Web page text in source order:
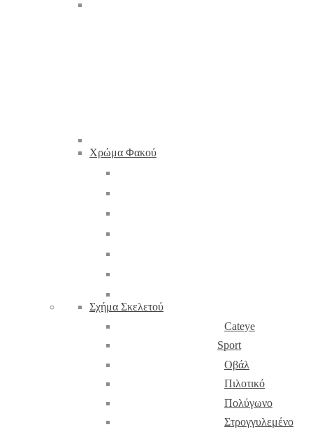
Χρώμα Φακού
Σχήμα Σκελετού
Cateye
Sport
Οβάλ
Πιλοτικό
Πολύγωνο
Στρογγυλεμένο